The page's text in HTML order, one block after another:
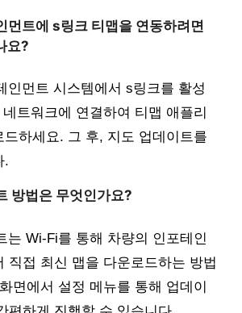
먼트에 s링크 티맵을 연동하려면
요?
인먼트 시스템에서 s링크를 활성
트워크에 연결하여 티맵 애플리
드하세요. 그 후, 지도 업데이트를
.
방법은 무엇인가요?
는 Wi-Fi를 통해 차량의 인포테인
직접 최신 맵을 다운로드하는 방법
면에서 설정 메뉴를 통해 업데이